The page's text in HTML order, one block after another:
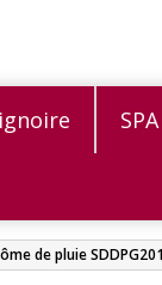
SPA
de pluie